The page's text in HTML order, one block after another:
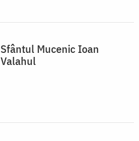
Sfântul Mucenic Ioan
Valahul